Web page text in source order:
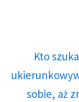
Kto
sobie, aż